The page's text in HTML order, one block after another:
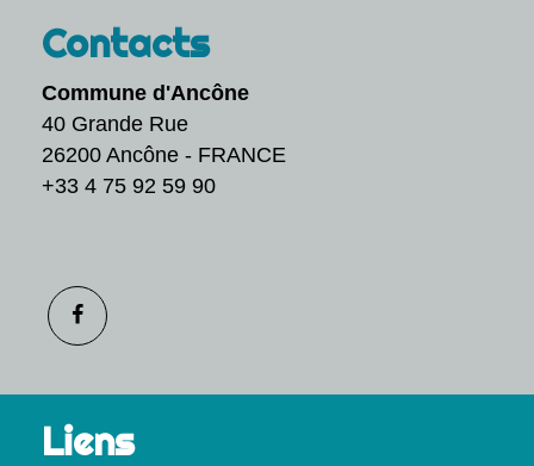
Contacts
Commune d'Ancône
40 Grande Rue
26200 Ancône - FRANCE
+33 4 75 92 59 90
Liens